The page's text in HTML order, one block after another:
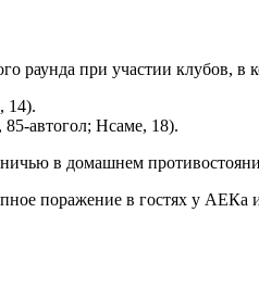
при участии клубов, в
14).
автогол; Нсаме, 18).
в домашнем
поражение в гостях у